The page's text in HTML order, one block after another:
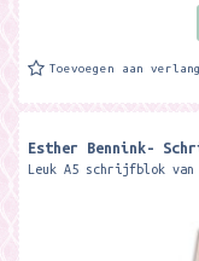
Toevoegen aan
Esther Bennink-
Leuk A5 schrijfblok